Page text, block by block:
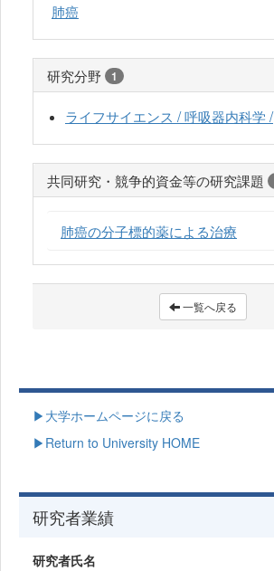
肺癌
研究分野 1
ライフサイエンス / 呼吸器内科学 /
共同研究・競争的資金等の研究課題
肺癌の分子標的薬による治療
一覧へ戻る
▶大学ホームページに戻る
▶Return to University HOME
研究者業績
研究者氏名